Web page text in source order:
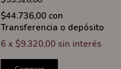
$44.736,00 con
Transferencia o depósito
6 x $9.320,00 sin interés